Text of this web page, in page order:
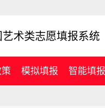
术类志愿填报系统
模拟填报 智能填报